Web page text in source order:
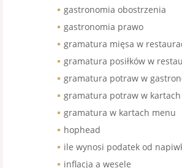
gastronomia obostrzenia
gastronomia prawo
gramatura mięsa w
gramatura posiłków w
gramatura potraw w
gramatura potraw w
gramatura w kartach menu
hophead
ile wynosi podatek od
inflacja a wesele